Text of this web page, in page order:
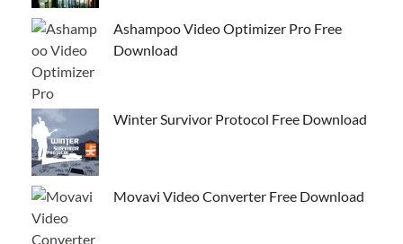
Ashampoo Video Optimizer Pro Free
Download
Winter Survivor Protocol Free Download
Movavi Video Converter Free Download